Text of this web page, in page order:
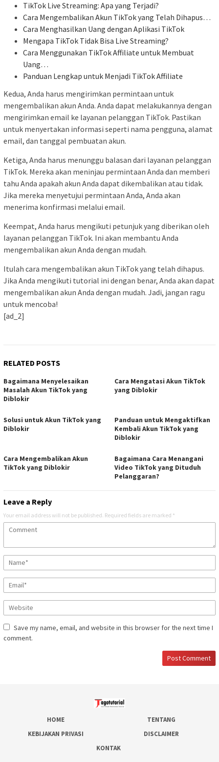
TikTok Live Streaming: Apa yang Terjadi?
Cara Mengembalikan Akun TikTok yang Telah Dihapus…
Cara Menghasilkan Uang dengan Aplikasi TikTok
Mengapa TikTok Tidak Bisa Live Streaming?
Cara Menggunakan TikTok Affiliate untuk Membuat
Uang…
Panduan Lengkap untuk Menjadi TikTok Affiliate
Kedua, Anda harus mengirimkan permintaan untuk
mengembalikan akun Anda. Anda dapat melakukannya dengan
mengirimkan email ke layanan pelanggan TikTok. Pastikan
untuk menyertakan informasi seperti nama pengguna, alamat
email, dan tanggal pembuatan akun.
Ketiga, Anda harus menunggu balasan dari layanan pelanggan
TikTok. Mereka akan meninjau permintaan Anda dan memberi
tahu Anda apakah akun Anda dapat dikembalikan atau tidak.
Jika mereka menyetujui permintaan Anda, Anda akan
menerima konfirmasi melalui email.
Keempat, Anda harus mengikuti petunjuk yang diberikan oleh
layanan pelanggan TikTok. Ini akan membantu Anda
mengembalikan akun Anda dengan mudah.
Itulah cara mengembalikan akun TikTok yang telah dihapus.
Jika Anda mengikuti tutorial ini dengan benar, Anda akan dapat
mengembalikan akun Anda dengan mudah. Jadi, jangan ragu
untuk mencoba!
[ad_2]
RELATED POSTS
Bagaimana Menyelesaikan
Masalah Akun TikTok yang
Diblokir
Cara Mengatasi Akun TikTok
yang Diblokir
Solusi untuk Akun TikTok yang
Diblokir
Panduan untuk Mengaktifkan
Kembali Akun TikTok yang
Diblokir
Cara Mengembalikan Akun
TikTok yang Diblokir
Bagaimana Cara Menangani
Video TikTok yang Dituduh
Pelanggaran?
Leave a Reply
Your email address will not be published. Required fields are marked *
Save my name, email, and website in this browser for the next time I
comment.
HOME
TENTANG
KEBIJAKAN PRIVASI
DISCLAIMER
KONTAK